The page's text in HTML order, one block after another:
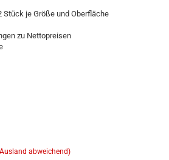
Stück je Größe und Ober­flä­che
zu Net­to­prei­sen
abweichend)